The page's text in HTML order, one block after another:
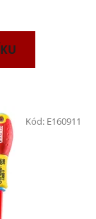
Kód: E160911